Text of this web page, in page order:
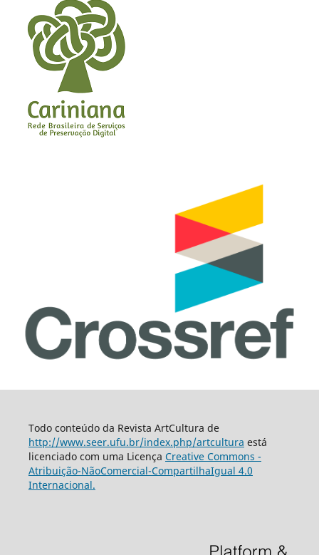
Todo conteúdo da Revista ArtCultura de
http://www.seer.ufu.br/index.php/artcultura está
licenciado com uma Licença Creative Commons -
Atribuição-NãoComercial-CompartilhaIgual 4.0
Internacional.